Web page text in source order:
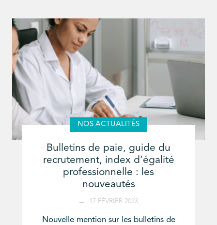
NOS ACTUALITÉS
Bulletins de paie, guide du
recrutement, index d’égalité
professionnelle : les
nouveautés
17 FÉVRIER 2023
Nouvelle mention sur les bulletins de